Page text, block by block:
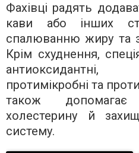
Фахівці радять
кави або інших
спалюванню жиру та
Крім схуднення,
антиоксидантні,
протимікробні та
також
холестерину й
систему.